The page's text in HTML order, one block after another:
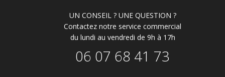
UN CONSEIL ? UNE QUESTION ?
Contactez notre service commercial
du lundi au vendredi de 9h à 17h
06 07 68 41 73